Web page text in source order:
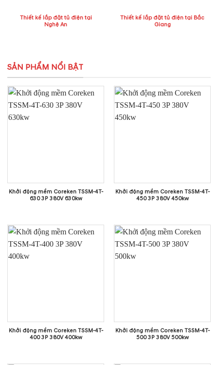
Thiết kế lắp đặt tủ điện tại
Nghệ An
Thiết kế lắp đặt tủ điện tại Bắc
Giang
SẢN PHẨM NỔI BẬT
Khởi động mềm Coreken TSSM-4T-
630 3P 380V 630kw
Khởi động mềm Coreken TSSM-4T-
450 3P 380V 450kw
Khởi động mềm Coreken TSSM-4T-
400 3P 380V 400kw
Khởi động mềm Coreken TSSM-4T-
500 3P 380V 500kw